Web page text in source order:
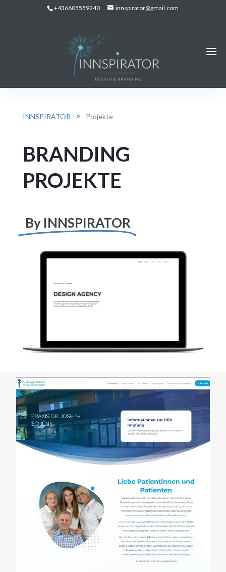
+436605559240 innspirator@gmail.com
INNSPIRATOR 9 Projekte
BRANDING
PROJEKTE
By INNSPIRATOR